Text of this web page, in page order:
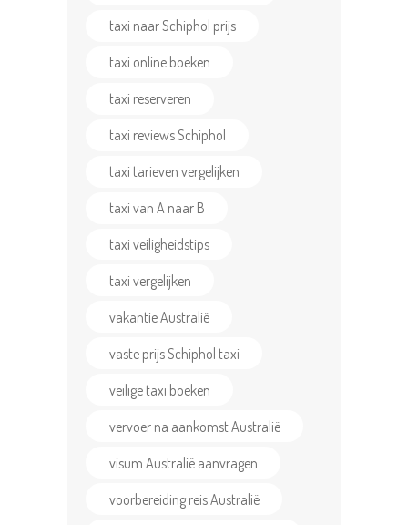
taxi naar Schiphol prijs
taxi online boeken
taxi reserveren
taxi reviews Schiphol
taxi tarieven vergelijken
taxi van A naar B
taxi veiligheidstips
taxi vergelijken
vakantie Australië
vaste prijs Schiphol taxi
veilige taxi boeken
vervoer na aankomst Australië
visum Australië aanvragen
voorbereiding reis Australië